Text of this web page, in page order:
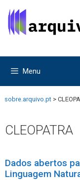
para
para
Menu
sobre.arquivo.pt >
CLEOPATRA
Dados abertos
Linguagem